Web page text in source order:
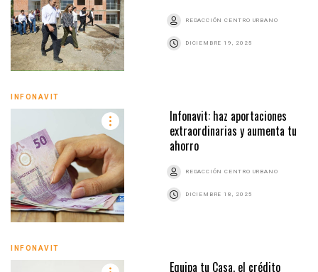
REDACCIÓN CENTRO URBANO
DICIEMBRE 19, 2025
INFONAVIT
Infonavit: haz aportaciones
extraordinarias y aumenta tu
ahorro
REDACCIÓN CENTRO URBANO
DICIEMBRE 18, 2025
INFONAVIT
Equipa tu Casa, el crédito